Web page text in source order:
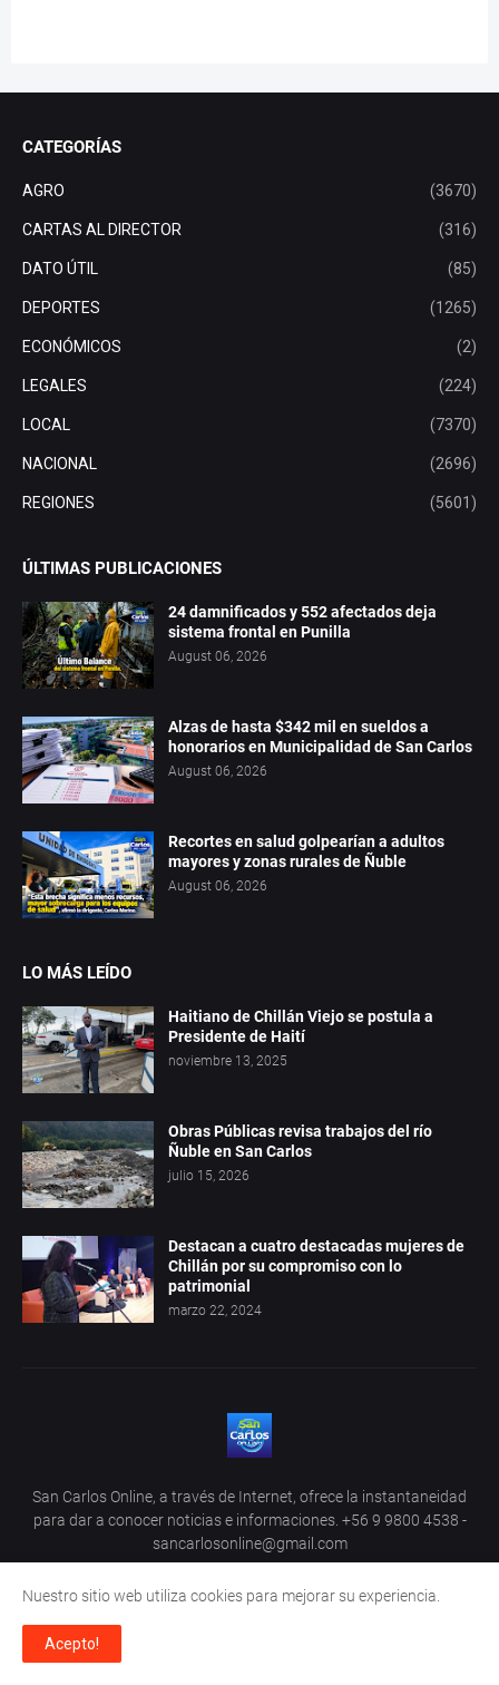
CATEGORÍAS
AGRO (3670)
CARTAS AL DIRECTOR (316)
DATO ÚTIL (85)
DEPORTES (1265)
ECONÓMICOS (2)
LEGALES (224)
LOCAL (7370)
NACIONAL (2696)
REGIONES (5601)
ÚLTIMAS PUBLICACIONES
24 damnificados y 552 afectados deja
sistema frontal en Punilla
August 06, 2026
Alzas de hasta $342 mil en sueldos a
honorarios en Municipalidad de San Carlos
August 06, 2026
Recortes en salud golpearían a adultos
mayores y zonas rurales de Ñuble
August 06, 2026
LO MÁS LEÍDO
Haitiano de Chillán Viejo se postula a
Presidente de Haití
noviembre 13, 2025
Obras Públicas revisa trabajos del río
Ñuble en San Carlos
julio 15, 2026
Destacan a cuatro destacadas mujeres de
Chillán por su compromiso con lo
patrimonial
marzo 22, 2024
San Carlos Online, a través de Internet, ofrece la instantaneidad
para dar a conocer noticias e informaciones. +56 9 9800 4538 -
sancarlosonline@gmail.com
Nuestro sitio web utiliza cookies para mejorar su experiencia.
Acepto!